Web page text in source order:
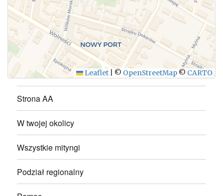
WYŚLIJ
Leaflet © OpenStreetMap © CARTO
Strona AA
W twojej okolicy
Wszystkie mityngi
Podział regionalny